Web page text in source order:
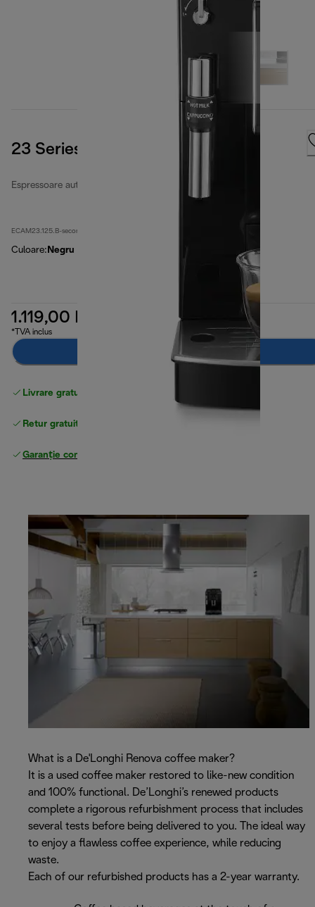
23 Series
Espressoare automate recondiționate
ECAM23.125.B-second
Culoare: Negru
1.119,00 RON
*TVA inclus
Anunță-mă
Livrare gratuită standard
Retur gratuit
Garanție completă
What is a De'Longhi Renova coffee maker?
It is a used coffee maker restored to like-new condition
and 100% functional. De’Longhi’s renewed products
complete a rigorous refurbishment process that includes
several tests before being delivered to you. The ideal way
to enjoy a flawless coffee experience, while reducing
waste.
Each of our refurbished products has a 2-year warranty.